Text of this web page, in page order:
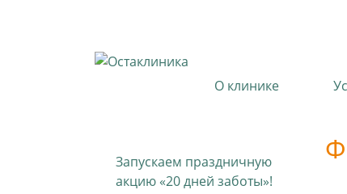
О клинике
Запускаем праздничную
акцию «20 дней заботы»!